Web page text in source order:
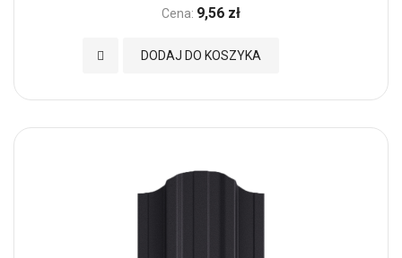
Cena: 9,56 zł
DODAJ DO KOSZYKA
Dodaj do Ulubionych